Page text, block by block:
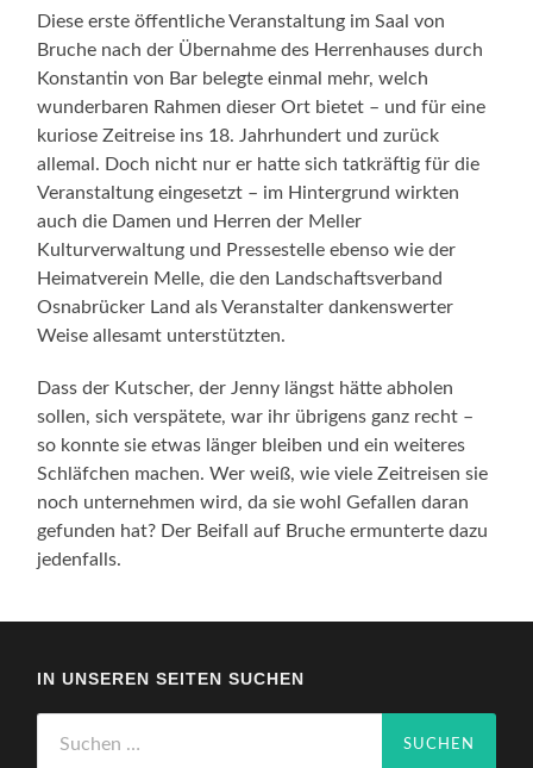
Diese erste öffentliche Veranstaltung im Saal von
Bruche nach der Übernahme des Herrenhauses durch
Konstantin von Bar belegte einmal mehr, welch
wunderbaren Rahmen dieser Ort bietet – und für eine
kuriose Zeitreise ins 18. Jahrhundert und zurück
allemal. Doch nicht nur er hatte sich tatkräftig für die
Veranstaltung eingesetzt – im Hintergrund wirkten
auch die Damen und Herren der Meller
Kulturverwaltung und Pressestelle ebenso wie der
Heimatverein Melle, die den Landschaftsverband
Osnabrücker Land als Veranstalter dankenswerter
Weise allesamt unterstützten.
Dass der Kutscher, der Jenny längst hätte abholen
sollen, sich verspätete, war ihr übrigens ganz recht –
so konnte sie etwas länger bleiben und ein weiteres
Schläfchen machen. Wer weiß, wie viele Zeitreisen sie
noch unternehmen wird, da sie wohl Gefallen daran
gefunden hat? Der Beifall auf Bruche ermunterte dazu
jedenfalls.
IN UNSEREN SEITEN SUCHEN
nach: